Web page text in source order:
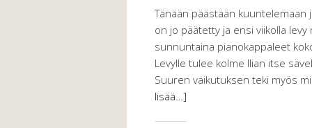
Tänään päästään kuuntelemaan
on jo päätetty ja ensi viikolla
sunnuntaina pianokappaleet
Levylle tulee kolme Ilian itse
Suuren vaikutuksen teki myös
lisää…]